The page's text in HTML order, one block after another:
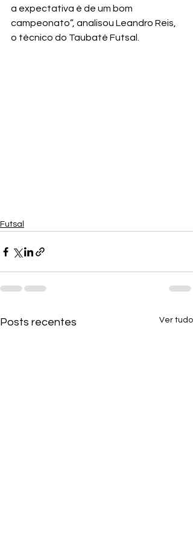
a expectativa é de um bom
campeonato”, analisou Leandro Reis,
o técnico do Taubaté Futsal.
Futsal
Posts recentes Ver tudo